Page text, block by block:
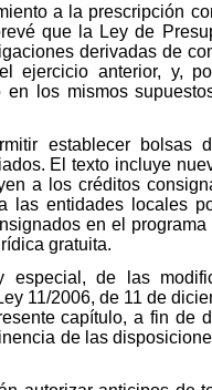
a la prescripción
que la Ley de
derivadas de
ejercicio anterior, y,
los mismos
establecer bolsas
El texto incluye
a los créditos
las entidades locales
en el
gratuita.
de las
11/2006, de 11 de
capítulo, a fin de
de las